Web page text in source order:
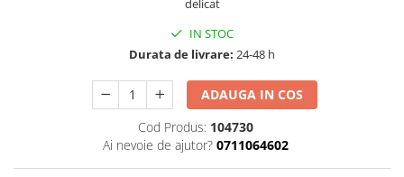
Supliment Vitamina D3
Supliment Vitamina E
Supliment Zinc
Tincturi si Gemoderivate
Tuse gat si respiratie
delicat
IN STOC
Durata de livrare: 24-48 h
ADAUGA IN COS
Cod Produs: 104730
Ai nevoie de ajutor? 0711064602